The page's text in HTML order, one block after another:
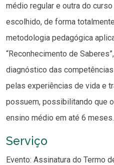
médio regular e outra do
escolhido, de forma
metodologia pedagógica
“Reconhecimento de
diagnóstico das
pelas experiências de vida e
possuem, possibilitando que
ensino médio em até 6 meses.
Serviço
Evento: Assinatura do Termo